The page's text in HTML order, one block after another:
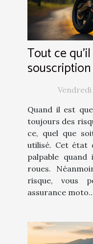
Tout ce
Vendredi
Quand il est
toujours des
ce, quel que
utilisé. Cet état
palpable
roues.
risque, vous
assurance